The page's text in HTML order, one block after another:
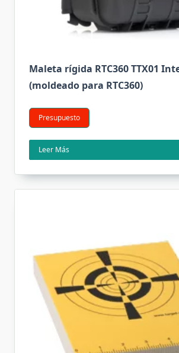
Maleta rígida RTC360 TTX01
(moldeado para RTC360)
Presupuesto
Leer Más